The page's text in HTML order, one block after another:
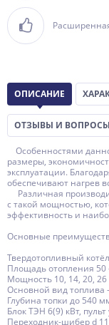
ОПИСАНИЕ
ОТЗЫВЫ И ВОПРОСЫ
Особенностями
размеры,
эксплуатации.
обеспечивают нагрев
Различная
с такой мощностью,
эффективность и
Основные
Твердотопливный
Площадь отопления 50
Мощность 10, 14, 20, 26
Основной вид
Глубина топки до 540
Блок ТЭН 6(9) кВт,
Переходник-шибер d